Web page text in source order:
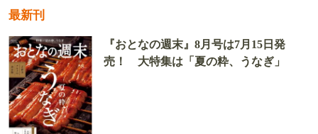
最新刊
『おとなの週末』8月号は7月15日発
売！ 大特集は「夏の粋、うなぎ」